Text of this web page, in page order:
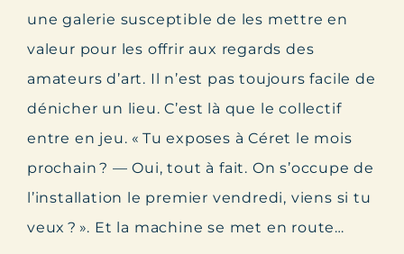
une galerie susceptible de les mettre en
valeur pour les offrir aux regards des
amateurs d’art. Il n’est pas toujours facile de
dénicher un lieu. C’est là que le collectif
entre en jeu. « Tu exposes à Céret le mois
prochain ? — Oui, tout à fait. On s’occupe de
l’installation le premier vendredi, viens si tu
veux ? ». Et la machine se met en route…